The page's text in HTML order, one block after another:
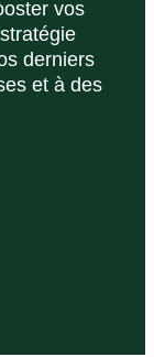
vos
derniers
et à des